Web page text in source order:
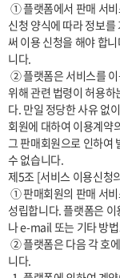
신청 양식에 따라 정보
써 이용 신청을 해야 합
니다.
위해 관련 법령이 허용하
다. 만일 정당한 사유 없
회원에 대하여 이용계약
그 판매회원으로 인하여
수 없습니다.
제5조 [서비스 이용신청
성립합니다. 플랫폼은
나 e-mail 또는 기타 방
니다.